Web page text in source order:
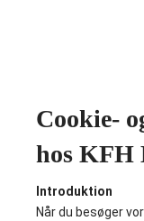
Cookie-
hos KFH
Introduktion
Når du besøger